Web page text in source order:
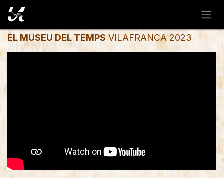
EL MUSEU DEL TEMPSVILAFRANCA 2023